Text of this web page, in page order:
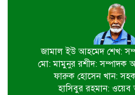
পাইকগাছায়
সেলাই মেশিন
নির্বাচিত না
বাস্তবায়নে
জামাল ইউ আহমেদ শেখ:
মো: মামুনুর রশীদ: সম্পাদক
ফারুক হোসেন খান:
হাসিবুর রহমান: ওয়েব